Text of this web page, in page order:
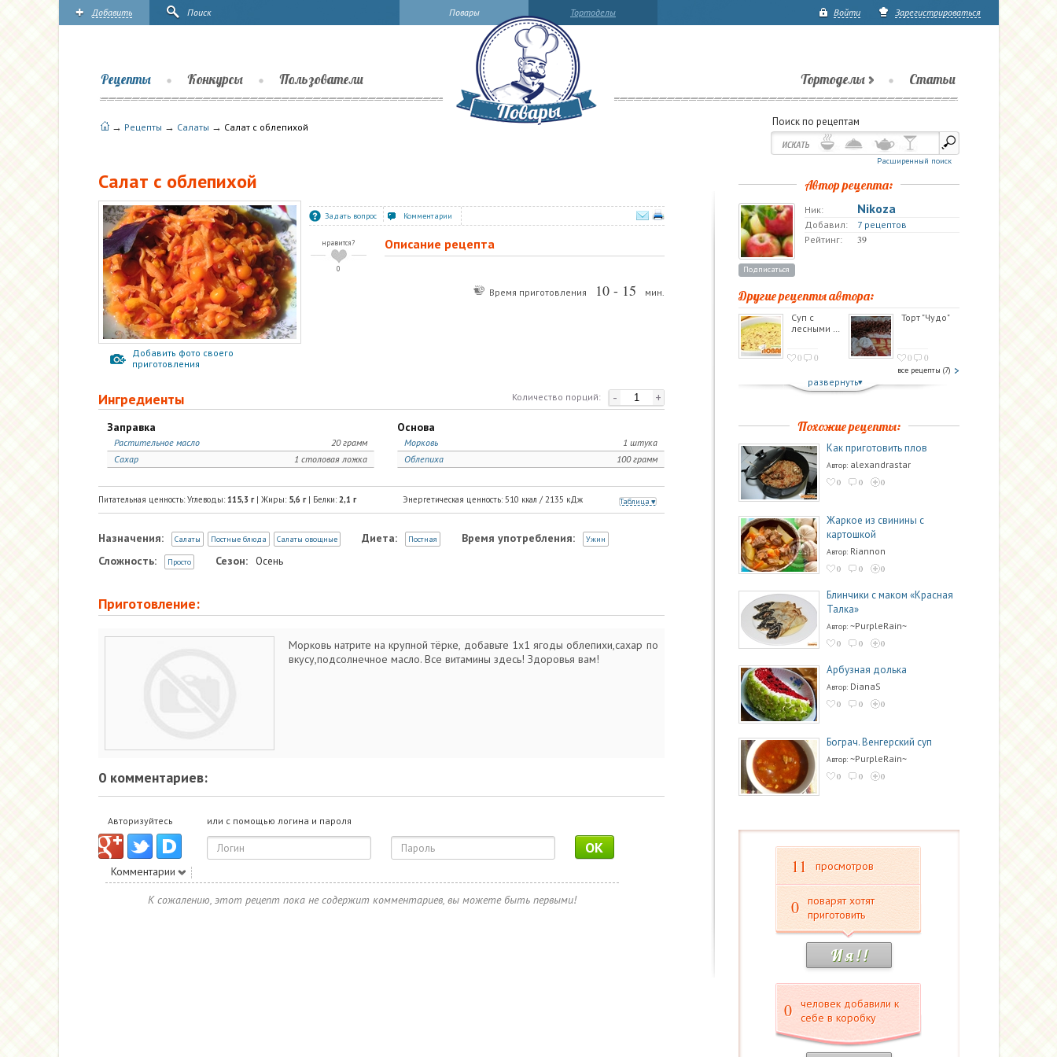
Тортоделы
Повары Войти Зарегистрироваться
Добавить Поиск
Тортоделы Статьи
Рецепты Конкурсы Пользователи
→ Рецепты → Салаты → Cалат с облепихой Поиск по рецептам
Расширенный поиск
Cалат с облепихой
Добавить фото своего
приготовления
Задать вопрос Комментарии
нравится?
0
Описание рецепта
Время приготовления 10 - 15 мин.
- +
Количество порций:
Ингредиенты
Заправка
20 грамм
Растительное масло
1 столовая ложка
Сахар
Основа
1 штука
Морковь
100 грамм
Облепиха
Таблица
Энергетическая ценность: 510 ккал / 2135 кДж
Питательная ценность: Углеводы: 115,3 г| Жиры: 5,6 г| Белки: 2,1 г
Назначения: Салаты Постные блюда Салаты овощные Диета: Постная Время употребления: Ужин
Сложность: Просто Сезон: Осень
Приготовление:
Морковь натрите на крупной тёрке, добавьте 1х1 ягоды облепихи,сахар по
вкусу,подсолнечное масло. Все витамины здесь! Здоровья вам!
0 комментариев:
Авторизуйтесь или с помощью логина и пароля
OK
Комментарии
К сожалению, этот рецепт пока не содержит комментариев, вы можете быть первыми!
Автор рецепта:
Подписаться
Ник: Nikoza
Добавил:
7 рецептов
Рейтинг:
39
Другие рецепты автора:
Суп с
лесными …
0 0
Торт "Чудо"
0 0
все рецепты (7)
развернуть
Похожие рецепты:
Как приготовить плов
Автор: alexandrastar
0 0 0
Жаркое из свинины с
картошкой
Автор: Riannon
0 0 0
Блинчики с маком «Красная
Талка»
Автор: ~PurpleRain~
0 0 0
Арбузная долька
Автор: DianaS
0 0 0
Бограч. Венгерский суп
Автор: ~PurpleRain~
0 0 0
11 просмотров
0
поварят хотят
приготовить
И я ! !
0
человек добавили к
себе в коробку